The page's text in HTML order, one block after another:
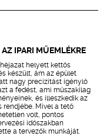
IPARI MŰEMLÉKRE
helyett kettős
készült, ám az épület
nagy precizitást igénylő
a fedést, ami műszakilag
és illeszkedik az
Mivel a tető
volt, pontos
időszakban
a tervezők munkáját.